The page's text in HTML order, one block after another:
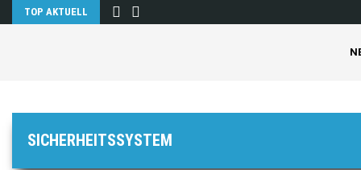
TOP AKTUELL
SICHERHEITSSYSTEM